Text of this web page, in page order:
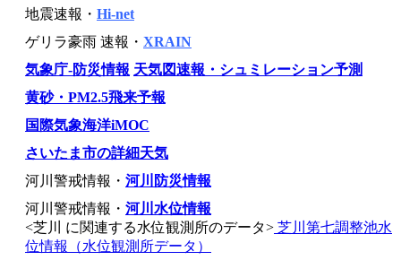
地震速報・ Hi-net
ゲリラ豪雨 速報・ XRAIN
気象庁-防災情報 天気図速報・シュミレーション予測
黄砂・PM2.5飛来予報
国際気象海洋iMOC
さいたま市の詳細天気
河川警戒情報・ 河川防災情報
河川警戒情報・ 河川水位情報
<芝川 に関連する水位観測所のデータ> 芝川第七調整池水
位情報（水位観測所データ）